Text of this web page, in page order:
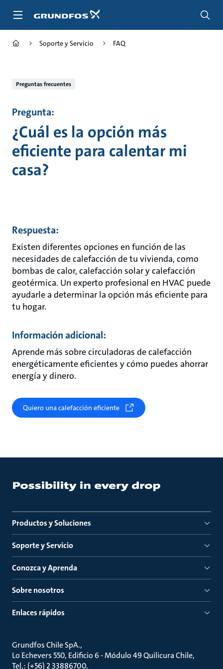
Soporte y Servicio FAQ
Preguntas frecuentes
Pregunta:
¿Cuál es la opción más
eficiente para calentar mi
casa?
Respuesta:
Existen diferentes opciones en función de las
necesidades de calefacción de tu vivienda, como
bombas de calor, calefacción solar y calefacción
geotérmica. Un experto profesional en HVAC puede
ayudarle a determinar la opción más eficiente para
tu hogar.
Información adicional:
Aprende más sobre circuladoras de calefacción
energéticamente eficientes y cómo puedes ahorrar
energía y dinero.
Quiero una calefacción eficiente
Productos y Soluciones
Soporte y Servicio
Conozca y Aprenda
Sobre nosotros
Enlaces rápidos
Grundfos Chile SpA.
Lo Echevers 550, Edificio 6 - Módulo 49 Quilicura Chile
Tel.: (+56) 2 33886700